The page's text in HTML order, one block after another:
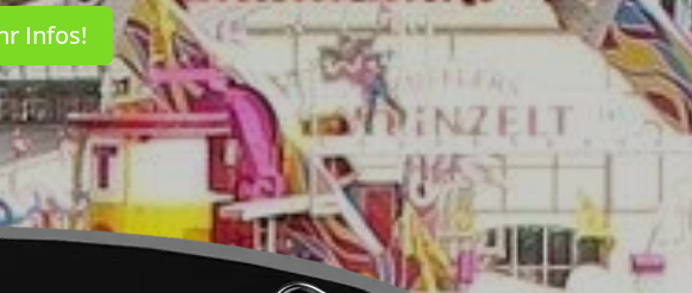
Infos!